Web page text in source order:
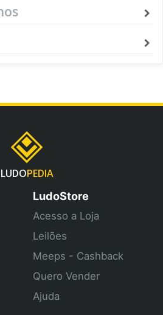
LUDOPEDIA
LudoStore
Acesso a Loja
Leilões
Meeps - Cashback
Quero Vender
Ajuda